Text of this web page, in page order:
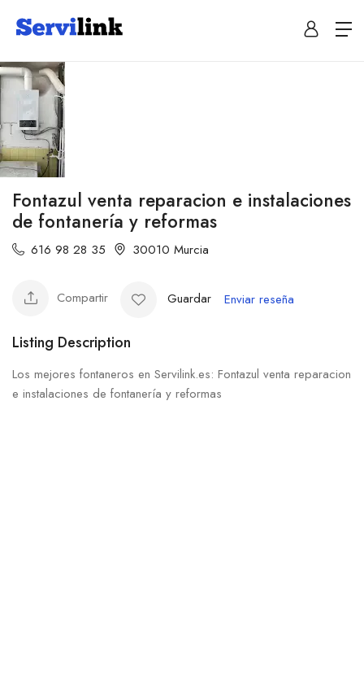
Fontazul venta reparacion e instalaciones
de fontanería y reformas
616 98 28 35 30010 Murcia
Compartir Guardar Enviar reseña
Listing Description
Los mejores fontaneros en Servilink.es: Fontazul venta reparacion
e instalaciones de fontanería y reformas